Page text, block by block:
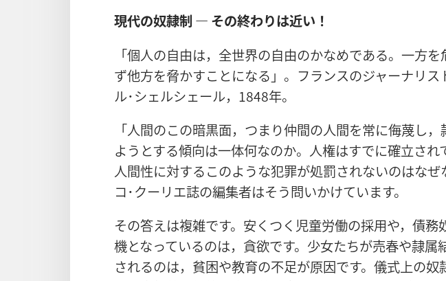
現代の奴隷制 ― その終わりは近い！
「個人の自由は，全世界の自由のかなめである。一方
ず他方を脅かすことになる」。フランスのジャーナリス
ル･シェルシェール，1848年。
「人間のこの暗黒面，つまり仲間の人間を常に侮蔑し
ようとする傾向は一体何なのか。人権はすでに確立され
人間性に対するこのような犯罪が処罰されないのはなぜ
コ･クーリエ誌の編集者はそう問いかけています。
その答えは複雑です。安くつく児童労働の採用や，債務
機となっているのは，貪欲です。少女たちが売春や隷属
されるのは，貧困や教育の不足が原因です。儀式上の奴